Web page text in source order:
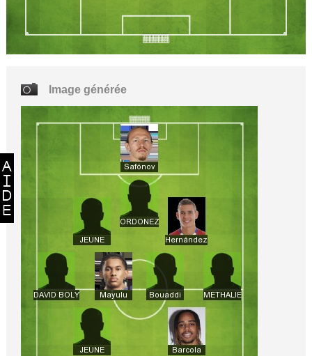
Image générée